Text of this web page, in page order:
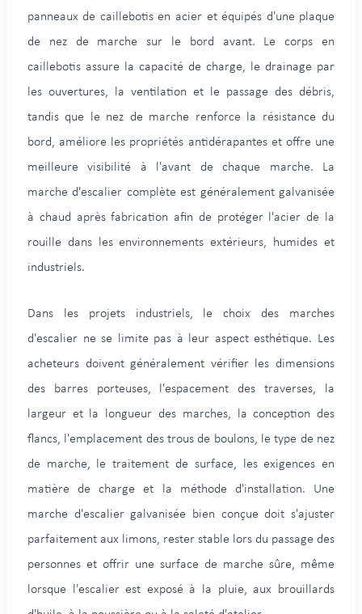
panneaux de caillebotis en acier et équipés d'une plaque
de nez de marche sur le bord avant. Le corps en
caillebotis assure la capacité de charge, le drainage par
les ouvertures, la ventilation et le passage des débris,
tandis que le nez de marche renforce la résistance du
bord, améliore les propriétés antidérapantes et offre une
meilleure visibilité à l'avant de chaque marche. La
marche d'escalier complète est généralement galvanisée
à chaud après fabrication afin de protéger l'acier de la
rouille dans les environnements extérieurs, humides et
industriels.
Dans les projets industriels, le choix des marches
d'escalier ne se limite pas à leur aspect esthétique. Les
acheteurs doivent généralement vérifier les dimensions
des barres porteuses, l'espacement des traverses, la
largeur et la longueur des marches, la conception des
flancs, l'emplacement des trous de boulons, le type de nez
de marche, le traitement de surface, les exigences en
matière de charge et la méthode d'installation. Une
marche d'escalier galvanisée bien conçue doit s'ajuster
parfaitement aux limons, rester stable lors du passage des
personnes et offrir une surface de marche sûre, même
lorsque l'escalier est exposé à la pluie, aux brouillards